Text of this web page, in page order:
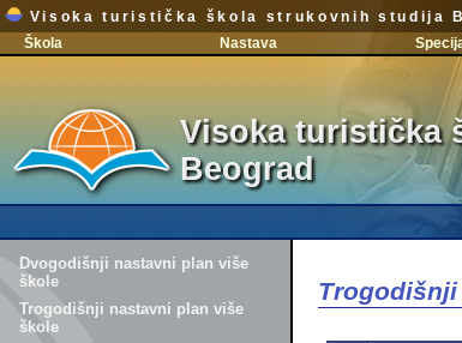
Visoka turistička škola strukovnih studija
Škola
Nastava
Visoka turistička
Beograd
Dvogodišnji nastavni plan više
škole
Trogodišnji nastavni plan više
škole